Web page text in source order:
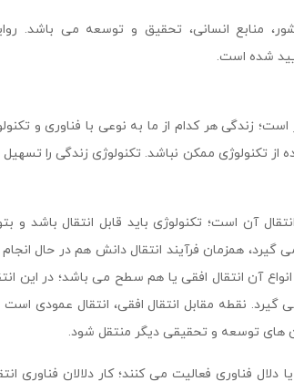
منابع انسانی، تحقيق و توسعه می باشد.
شده است.
زندگی هر کدام از ما به نوعی با فناوری و
از تکنولوژی ممکن نباشد. تکنولوژی زندگی را
آن است؛ تکنولوژی باید قابل انتقال باشد و
گیرد، همزمان فرآیند انتقال دانش هم در حال
آن انتقال افقی یا هم سطح می باشد؛ در این
نقطه مقابل انتقال افقی، انتقال عمودی است
های توسعه و تحقیقی دیگر منتقل شود.
دلال فناوری فعالیت می کنند؛ کار دلالان فناوری